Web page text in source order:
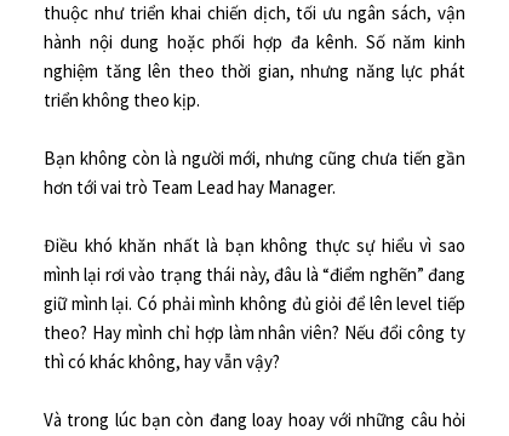
thuộc như triển khai chiến dịch, tối ưu ngân sách, vận
hành nội dung hoặc phối hợp đa kênh. Số năm kinh
nghiệm tăng lên theo thời gian, nhưng năng lực phát
triển không theo kịp.
Bạn không còn là người mới, nhưng cũng chưa tiến gần
hơn tới vai trò Team Lead hay Manager.
Điều khó khăn nhất là bạn không thực sự hiểu vì sao
mình lại rơi vào trạng thái này, đâu là “điểm nghẽn” đang
giữ mình lại. Có phải mình không đủ giỏi để lên level tiếp
theo? Hay mình chỉ hợp làm nhân viên? Nếu đổi công ty
thì có khác không, hay vẫn vậy?
Và trong lúc bạn còn đang loay hoay với những câu hỏi